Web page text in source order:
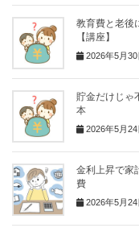
教育費と老後
【講座】
2026年5月30
貯金だけじゃ
本
2026年5月24
金利上昇で家
費
2026年5月24